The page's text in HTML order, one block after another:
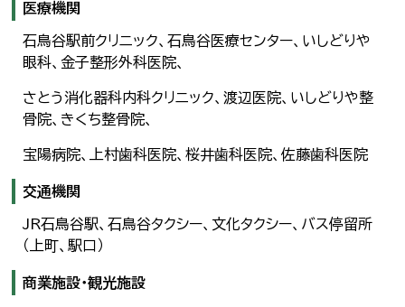
医療機関
石鳥谷駅前クリニック、石鳥谷医療センター、いしどりや
眼科、金子整形外科医院、
さとう消化器科内科クリニック、渡辺医院、いしどりや整
骨院、きくち整骨院、
宝陽病院、上村歯科医院、桜井歯科医院、佐藤歯科医院
交通機関
JR石鳥谷駅、石鳥谷タクシー、文化タクシー、バス停留所
（上町、駅口）
商業施設・観光施設